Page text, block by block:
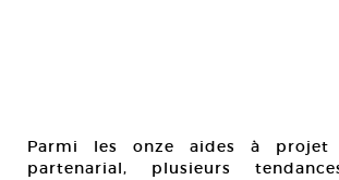
Parmi les onze aides à
partenarial, plusieurs